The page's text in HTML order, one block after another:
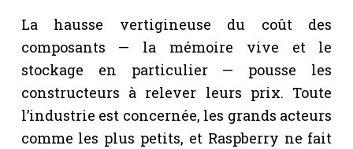
La hausse vertigineuse du coût des
composants — la mémoire vive et le
stockage en particulier — pousse les
constructeurs à relever leurs prix. Toute
l’industrie est concernée, les grands acteurs
comme les plus petits, et Raspberry ne fait